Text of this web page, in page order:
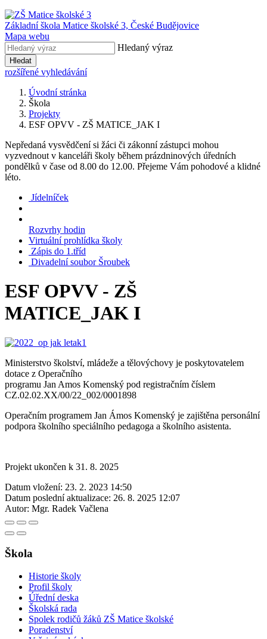
Základní škola Matice školské 3, České Budějovice
Mapa webu
Hledaný výraz
Hledat
rozšířené vyhledávání
Úvodní stránka
Škola
Projekty
ESF OPVV - ZŠ MATICE_JAK I
Nepředaná vysvědčení si žáci či zákonní zástupci mohou
vyzvednout v kanceláři školy během prázdninových úředních
pondělků v čase od 8.00 do 12.00. Přejeme Vám pohodové a klidné
léto.
Jídelníček
Rozvrhy hodin
Virtuální prohlídka školy
Zápis do 1.tříd
Divadelní soubor Šroubek
ESF OPVV - ZŠ
MATICE_JAK I
Ministerstvo školství, mládeže a tělovýchovy je poskytovatelem
dotace z Operačního
programu Jan Amos Komenský pod registračním číslem
CZ.02.02.XX/00/22_002/0001898
Operačním programem Jan Ámos Komenský je zajištěna personální
podpora školního speciálního pedagoga a školního asistenta.
Projekt ukončen k 31. 8. 2025
Datum vložení: 23. 2. 2023 14:50
Datum poslední aktualizace: 26. 8. 2025 12:07
Autor: Mgr. Radek Vačlena
Škola
Historie školy
Profil školy
Úřední deska
Školská rada
Spolek rodičů žáků ZŠ Matice školské
Poradenství